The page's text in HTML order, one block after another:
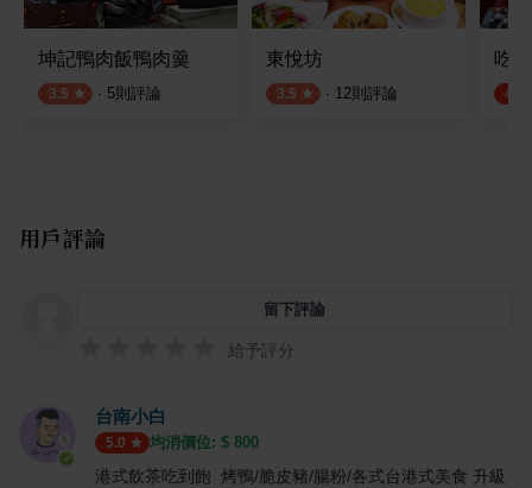
坤記鴨肉飯鴨肉羹
3.5 · 5則評論
東悅坊
3.5 · 12則評論
吃
4.8
用戶評論
留下評論
給予評分
台南小白
5.0 均消價位: $ 800
港式飲茶吃到飽 烤鴨/脆皮豬/腸粉/各式台港式美食 升級